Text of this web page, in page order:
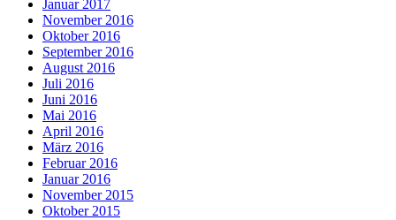
Januar 2017
November 2016
Oktober 2016
September 2016
August 2016
Juli 2016
Juni 2016
Mai 2016
April 2016
März 2016
Februar 2016
Januar 2016
November 2015
Oktober 2015